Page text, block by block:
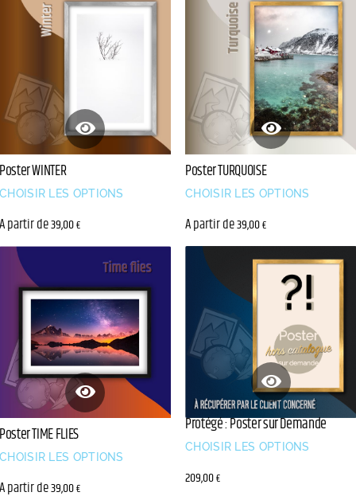
Poster WINTER
A partir de39,00€
CHOISIR LES OPTIONS
Poster TURQUOISE
A partir de39,00€
CHOISIR LES OPTIONS
Poster TIME FLIES
A partir de39,00€
CHOISIR LES OPTIONS
Protégé : Poster sur Demande
209,00€
CHOISIR LES OPTIONS